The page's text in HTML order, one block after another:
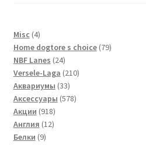
Misc 44
товара
Home dogtore s choice 7979
NBF Lanes 2424
товара
Versele-Laga 210210
Аквариумы 3333
товара
Аксессуары 578578
Акции 918918
товаров
Англия 1212
Белки 99